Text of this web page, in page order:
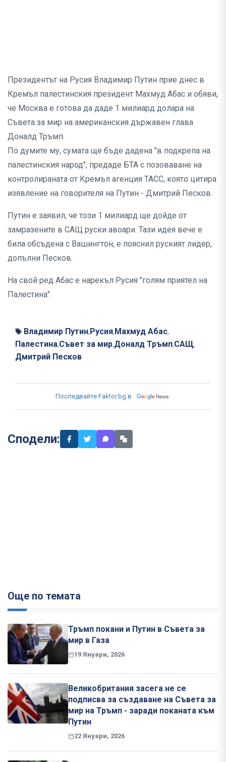
Президентът на Русия Владимир Путин прие днес в
Кремъл палестинския президент Махмуд Абас и обяви,
че Москва е готова да даде 1 милиард долара на
Съвета за мир на американския държавен глава
Доналд Тръмп.
По думите му, сумата ще бъде дадена "в подкрепа на
палестинския народ", предаде БТА с позоваване на
контролираната от Кремъл агенция ТАСС, която цитира
изявление на говорителя на Путин - Дмитрий Песков.
Путин е заявил, че този 1 милиард ще дойде от
замразените в САЩ руски авоари. Тази идея вече е
била обсъдена с Вашингтон, е пояснил руският лидер,
допълни Песков.
На свой ред Абас е нарекъл Русия "голям приятел на
Палестина".
Владимир Путин, Русия, Махмуд Абас,
Палестина,Съвет за мир,Доналд Тръмп,САЩ,
Дмитрий Песков
Последвайте Faktor.bg в
Сподели:
Още по темата
Тръмп покани и Путин в Съвета за
мир в Газа
19 Януари, 2026
Великобритания засега не се
подписва за създаване на Съвета за
мир на Тръмп - заради поканата към
Путин
22 Януари, 2026